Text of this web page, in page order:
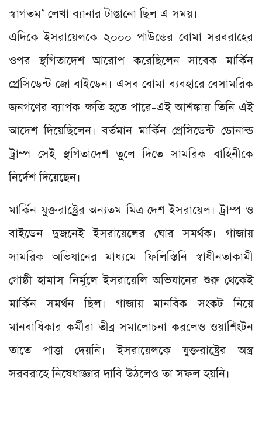
স্বাগতম’ লেখা ব্যানার টাঙানো ছিল এ সময়।
এদিকে ইসরায়েলকে ২০০০ পাউন্ডের বোমা সরবরাহের
ওপর স্থগিতাদেশ আরোপ করেছিলেন সাবেক মার্কিন
প্রেসিডেন্ট জো বাইডেন। এসব বোমা ব্যবহারে বেসামরিক
জনগণের ব্যাপক ক্ষতি হতে পারে-এই আশঙ্কায় তিনি এই
আদেশ দিয়েছিলেন। বর্তমান মার্কিন প্রেসিডেন্ট ডোনাল্ড
ট্রাম্প সেই স্থগিতাদেশ তুলে দিতে সামরিক বাহিনীকে
নির্দেশ দিয়েছেন।
মার্কিন যুক্তরাষ্ট্রের অন্যতম মিত্র দেশ ইসরায়েল। ট্রাম্প ও
বাইডেন দুজনেই ইসরায়েলের ঘোর সমর্থক। গাজায়
সামরিক অভিযানের মাধ্যমে ফিলিস্তিনি স্বাধীনতাকামী
গোষ্ঠী হামাস নির্মূলে ইসরায়েলি অভিযানের শুরু থেকেই
মার্কিন সমর্থন ছিল। গাজায় মানবিক সংকট নিয়ে
মানবাধিকার কর্মীরা তীব্র সমালোচনা করলেও ওয়াশিংটন
তাতে পাত্তা দেয়নি। ইসরায়েলকে যুক্তরাষ্ট্রের অস্ত্র
সরবরাহে নিষেধাজ্ঞার দাবি উঠলেও তা সফল হয়নি।